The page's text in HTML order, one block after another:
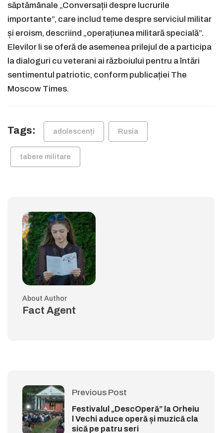
săptămânale „Conversații despre lucrurile
importante”, care includ teme despre serviciul militar
și eroism, descriind „operațiunea militară specială”.
Elevilor li se oferă de asemenea prilejul de a participa
la dialoguri cu veterani ai războiului pentru a întări
sentimentul patriotic, conform publicației The
Moscow Times.
Tags: adolescenți Rusia
tabere militare
About Author
Fact Agent
Previous Post
Festivalul „DescOperă” la Orheiu
l Vechi aduce operă și muzică cla
sică pe patru seri